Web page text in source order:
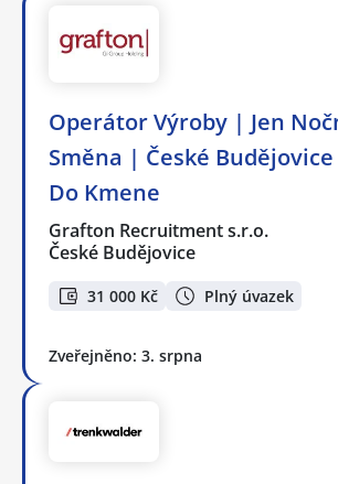
Operátor Výroby | Jen
Směna | České
Do Kmene
Grafton Recruitment s.r.o.
České Budějovice
31 000 Kč Plný úvazek
Zveřejněno: 3. srpna